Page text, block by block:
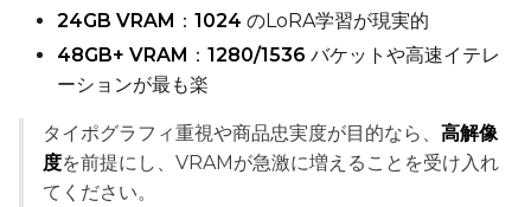
Sampler
FlowMatch
24GB VRAM ： 1024 のLoRA学習が現実的
48GB+ VRAM ： 1280/1536 バケットや高速イテレ
ーションが最も楽
タイポグラフィ重視や商品忠実度が目的なら、 高解像
度を前提にし、VRAMが急激に増えることを受け入れ
てください。